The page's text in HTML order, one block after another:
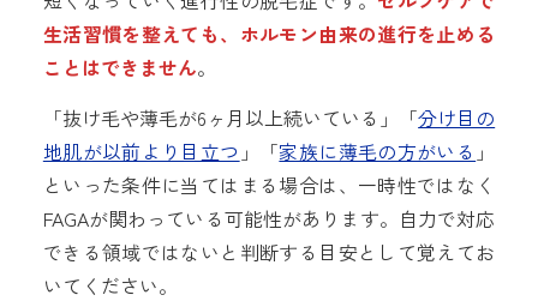
生活習慣を整えても、ホルモン由来の進行を止める
ことはできません。
「抜け毛や薄毛が6ヶ月以上続いている」「分け目の
地肌が以前より目立つ 」「家族に薄毛の方がいる 」
といった条件に当てはまる場合は、一時性ではなく
FAGAが関わっている可能性があります。自力で対応
できる領域ではないと判断する目安として覚えてお
いてください。